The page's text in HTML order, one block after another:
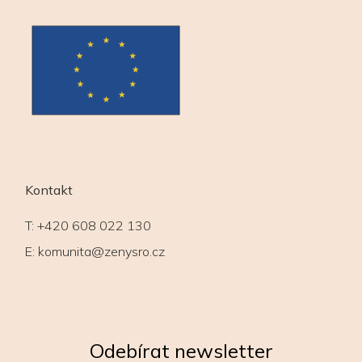
Kontakt
T: +420 608 022 130
E: komunita@zenysro.cz
Odebírat newsletter